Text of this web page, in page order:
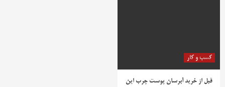
کسب و کار
قبل از خرید آبرسان پوست چرب این